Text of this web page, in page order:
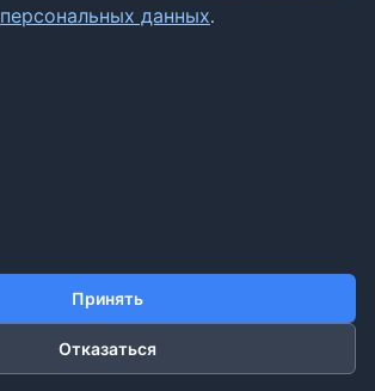
КОНТАКТЫ
персональных данных.
Принять
Отказаться